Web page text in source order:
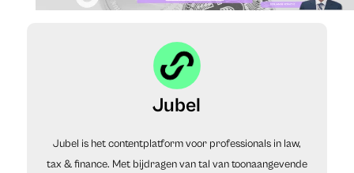
Jubel
Jubel is het contentplatform voor professionals in law,
tax & finance. Met bijdragen van tal van toonaangevende